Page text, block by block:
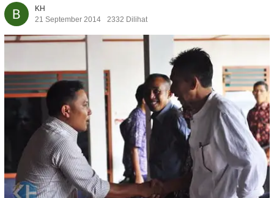
KH
21 September 2014
2332 Dilihat